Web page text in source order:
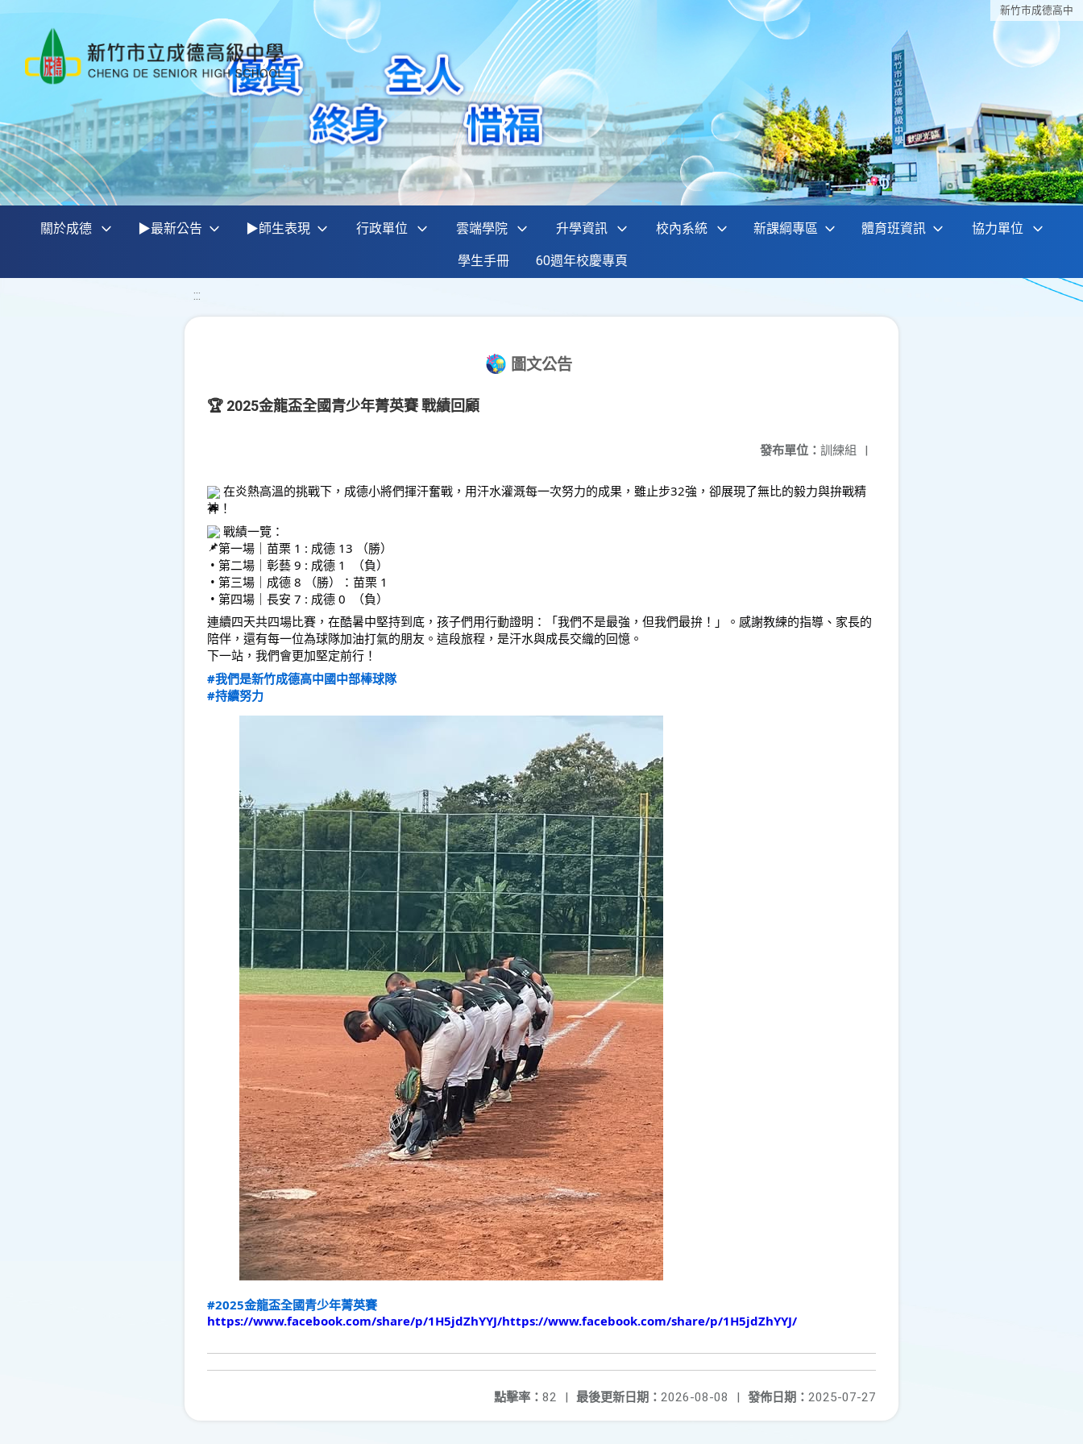
新竹巿成德高中
關於成德 ▶最新公告 ▶師生表現 行政單位 雲端學院 升學資訊 校內系統 新課綱專區 體育班資訊 協力單位
學生手冊 60週年校慶專頁
:::
圖文公告
🏆 2025金龍盃全國青少年菁英賽 戰績回顧
發布單位： 訓練組 |
在炎熱高溫的挑戰下，成德小將們揮汗奮戰，用汗水灌溉每一次努力的成果，雖止步32強，卻展現了無比的毅力與拚戰精
神！
戰績一覽：
• 第一場｜苗栗 1 : 成德 13 （勝）
• 第二場｜彰藝 9 : 成德 1  （負）
• 第三場｜成德 8 （勝）：苗栗 1
• 第四場｜長安 7 : 成德 0  （負）
連續四天共四場比賽，在酷暑中堅持到底，孩子們用行動證明：「我們不是最強，但我們最拚！」。感謝教練的指導、家長的
陪伴，還有每一位為球隊加油打氣的朋友。這段旅程，是汗水與成長交織的回憶。
下一站，我們會更加堅定前行！
#我們是新竹成德高中國中部棒球隊
#持續努力
#2025金龍盃全國青少年菁英賽
https://www.facebook.com/share/p/1H5jdZhYYJ/https://www.facebook.com/share/p/1H5jdZhYYJ/
發佈日期： 2025-07-27
最後更新日期： 2026-08-08 |
點擊率： 82 |